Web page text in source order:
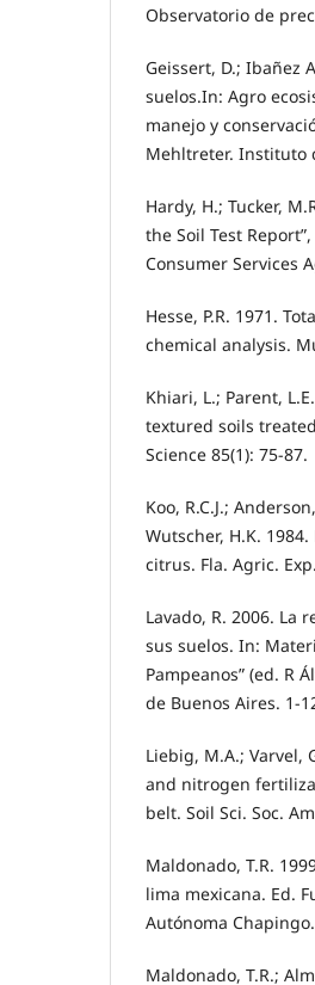
Observatorio de
Geissert, D.; Ibañez
suelos.In: Agro
manejo y
Mehltreter. Instituto
Hardy, H.; Tucker,
the Soil Test
Consumer Services
Hesse, P.R. 1971.
chemical analysis.
Khiari, L.; Parent,
textured soils
Science 85(1): 75-87.
Koo, R.C.J.;
Wutscher, H.K.
citrus. Fla. Agric.
Lavado, R. 2006. La
sus suelos. In:
Pampeanos” (ed. R
de Buenos Aires. 1-
Liebig, M.A.; Varvel,
and nitrogen
belt. Soil Sci. Soc.
Maldonado, T.R.
lima mexicana. Ed.
Autónoma
Maldonado, T.R.;